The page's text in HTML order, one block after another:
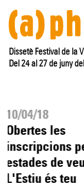
Dissetè Festival de la
Del 24 al 27 de juny
10/04/18
Obertes les
inscripcions
estades de
L'Estiu és teu